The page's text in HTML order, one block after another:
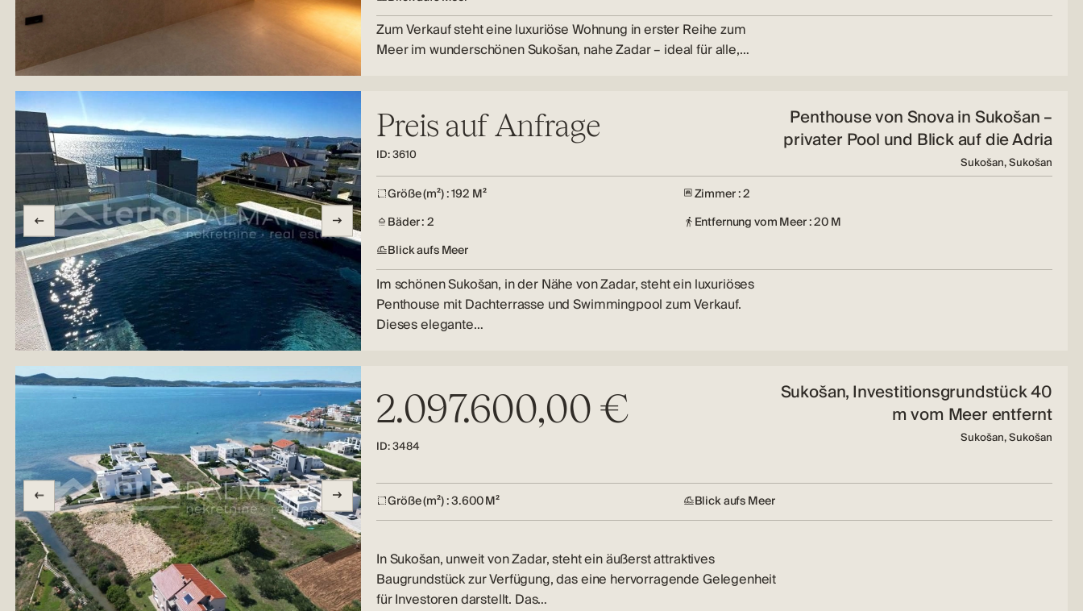
Zum Verkauf steht eine luxuriöse Wohnung in erster Reihe zum
Meer im wunderschönen Sukošan, nahe Zadar – ideal für alle,…
Preis auf Anfrage
ID: 3610
Penthouse von Snova in Sukošan –
privater Pool und Blick auf die Adria
Sukošan, Sukošan
Größe (m²) : 192 M²
Zimmer : 2
Bäder : 2
Entfernung vom Meer : 20 M
Blick aufs Meer
Im schönen Sukošan, in der Nähe von Zadar, steht ein luxuriöses
Penthouse mit Dachterrasse und Swimmingpool zum Verkauf.
Dieses elegante…
2.097.600,00 €
ID: 3484
Sukošan, Investitionsgrundstück 40
m vom Meer entfernt
Sukošan, Sukošan
Größe (m²) : 3.600 M² Blick aufs Meer
In Sukošan, unweit von Zadar, steht ein äußerst attraktives
Baugrundstück zur Verfügung, das eine hervorragende Gelegenheit
für Investoren darstellt. Das…